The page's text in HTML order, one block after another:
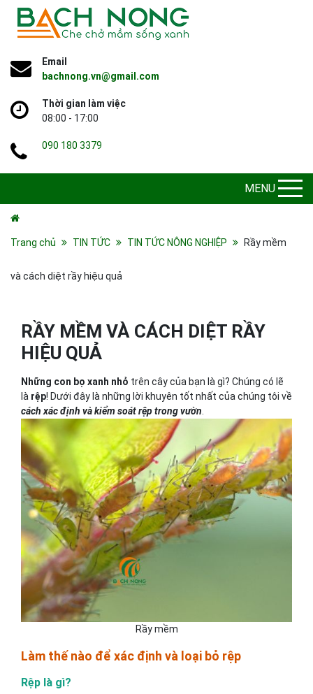
Email
bachnong.vn@gmail.com
Thời gian làm việc
08:00 - 17:00
090 180 3379
MENU
Trang chủ TIN TỨC TIN TỨC NÔNG NGHIỆP Rầy mềm
và cách diệt rầy hiệu quả
RẦY MỀM VÀ CÁCH DIỆT RẦY
HIỆU QUẢ
Những con bọ xanh nhỏ trên cây của bạn là gì? Chúng có lẽ
là rệp! Dưới đây là những lời khuyên tốt nhất của chúng tôi về
cách xác định và kiểm soát rệp trong vườn
Rầy mềm
Làm thế nào để xác định và loại bỏ rệp
Rệp là gì?